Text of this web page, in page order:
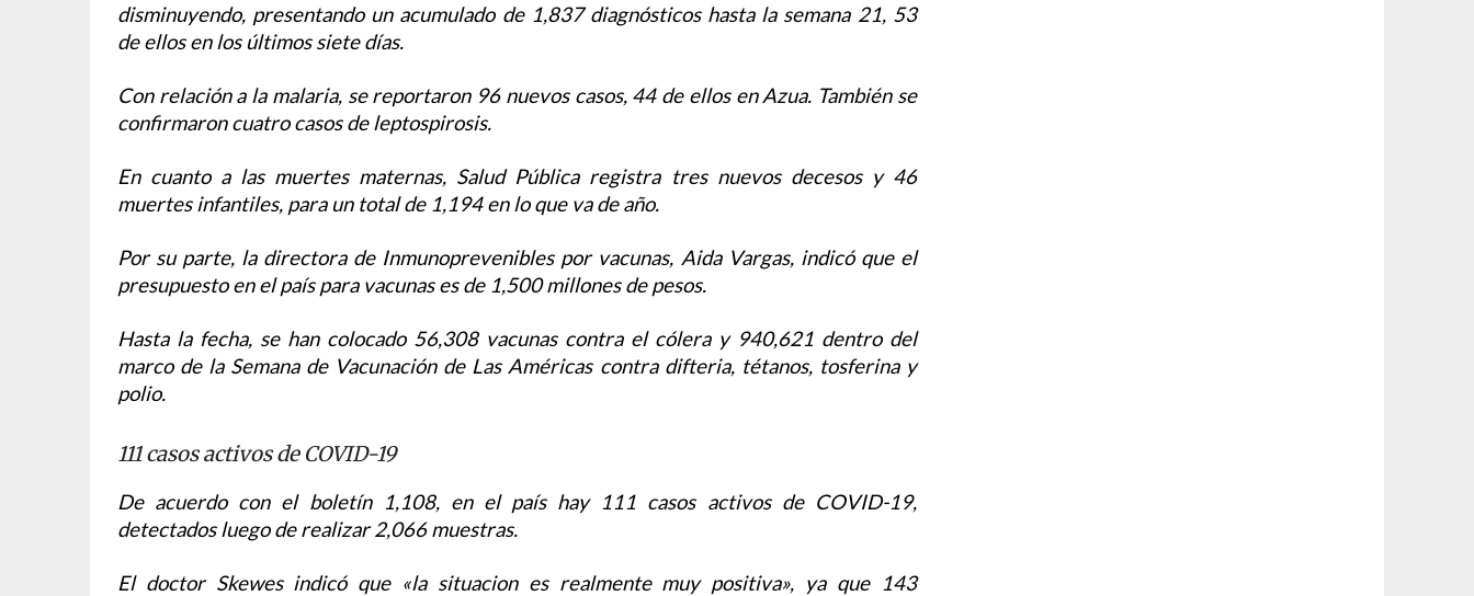
disminuyendo, presentando un acumulado de 1,837 diagnósticos hasta la semana 21, 53
de ellos en los últimos siete días.
Con relación a la malaria, se reportaron 96 nuevos casos, 44 de ellos en Azua. También se
confirmaron cuatro casos de leptospirosis.
En cuanto a las muertes maternas, Salud Pública registra tres nuevos decesos y 46
muertes infantiles, para un total de 1,194 en lo que va de año.
Por su parte, la directora de Inmunoprevenibles por vacunas, Aida Vargas, indicó que el
presupuesto en el país para vacunas es de 1,500 millones de pesos.
Hasta la fecha, se han colocado 56,308 vacunas contra el cólera y 940,621 dentro del
marco de la Semana de Vacunación de Las Américas contra difteria, tétanos, tosferina y
polio.
111 casos activos de COVID-19
De acuerdo con el boletín 1,108, en el país hay 111 casos activos de COVID-19,
detectados luego de realizar 2,066 muestras.
El doctor Skewes indicó que «la situacion es realmente muy positiva», ya que 143